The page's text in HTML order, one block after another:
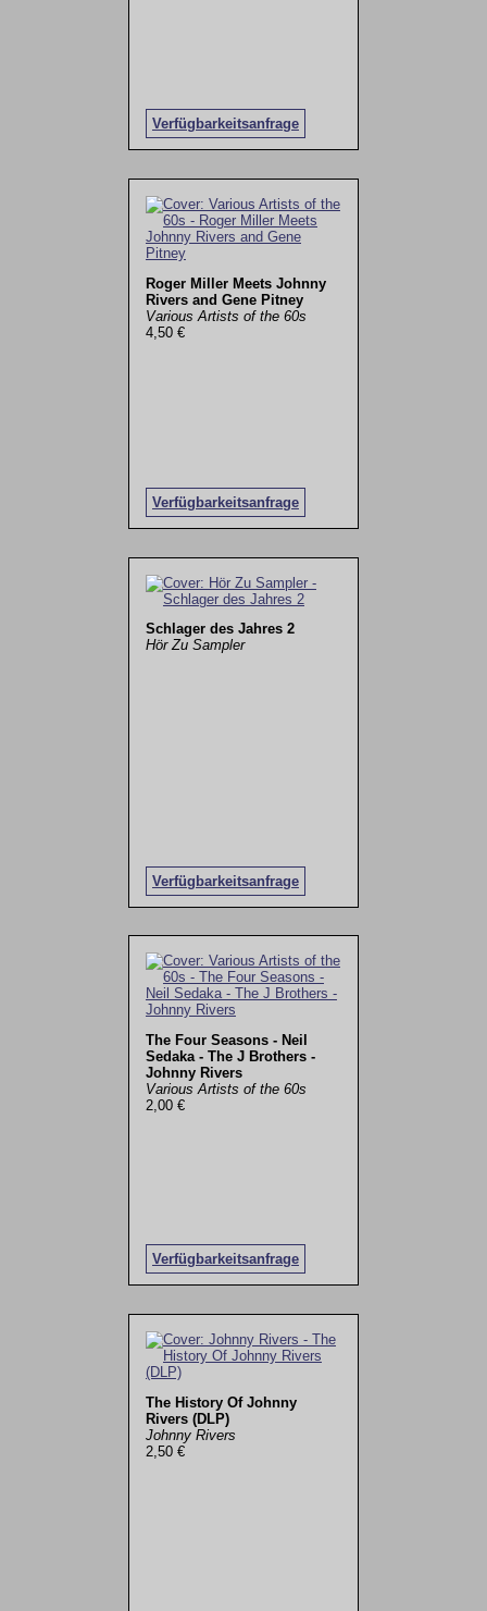
Verfügbarkeitsanfrage
Roger Miller Meets Johnny
Rivers and Gene Pitney
Various Artists of the 60s
4,50 €
Verfügbarkeitsanfrage
Schlager des Jahres 2
Hör Zu Sampler
Verfügbarkeitsanfrage
The Four Seasons - Neil
Sedaka - The J Brothers -
Johnny Rivers
Various Artists of the 60s
2,00 €
Verfügbarkeitsanfrage
The History Of Johnny
Rivers (DLP)
Johnny Rivers
2,50 €